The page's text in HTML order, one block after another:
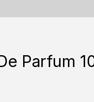
Parfum